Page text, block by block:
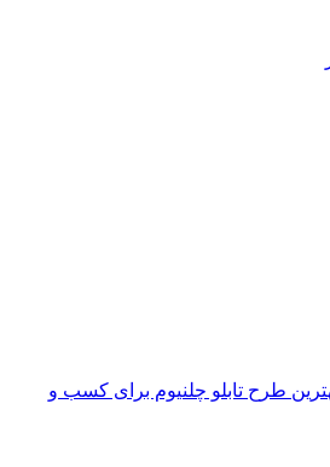
طرح تابلو چلنیوم برای کسب و